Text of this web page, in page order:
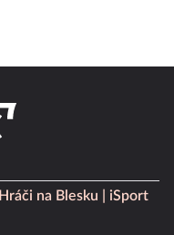
Hráči na Blesku
iSport